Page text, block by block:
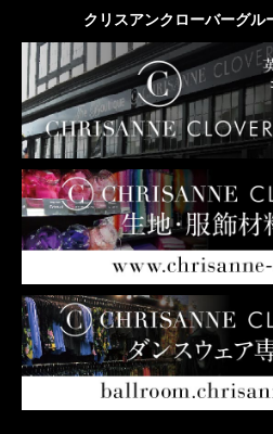
クリスアンクローバーグル